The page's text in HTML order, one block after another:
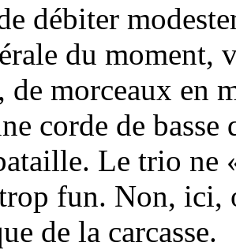
débiter
du moment,
de morceaux en
corde de
Le trio
fun. Non, ici,
de la carcasse.